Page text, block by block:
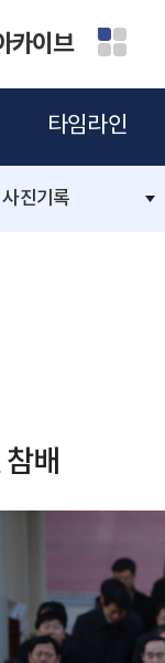
카이브
타임라인
사진기록
배